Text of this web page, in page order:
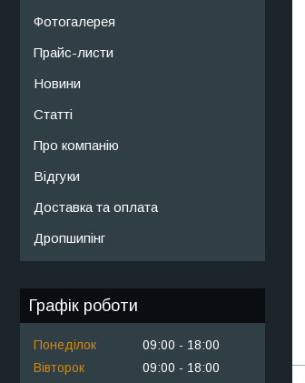
Фотогалерея
Прайс-листи
Новини
Статті
Про компанію
Відгуки
Доставка та оплата
Дропшипінг
Графік роботи
Понеділок 09:00
18:00
Вівторок
09:00
18:00